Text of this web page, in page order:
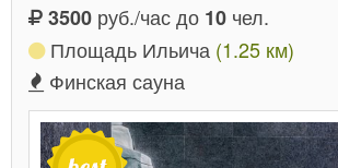
3500 руб./час до 10 чел.
Площадь Ильича (1.25 км)
Финская сауна